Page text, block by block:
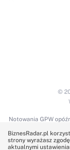
Notowania GPW
©
BiznesRadar.pl
strony wyrażasz
aktualnymi